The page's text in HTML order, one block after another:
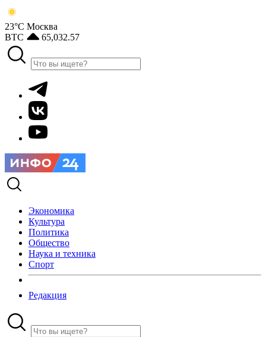
23°С Москва
BTC
65,032.57
Экономика
Культура
Политика
Общество
Наука и техника
Спорт
Редакция